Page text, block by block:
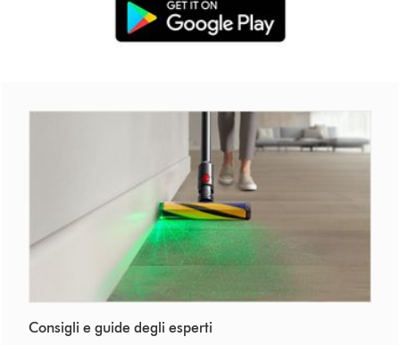
Consigli e guide degli esperti